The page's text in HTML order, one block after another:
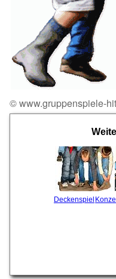
© www.gruppenspiele-
Deckenspiel